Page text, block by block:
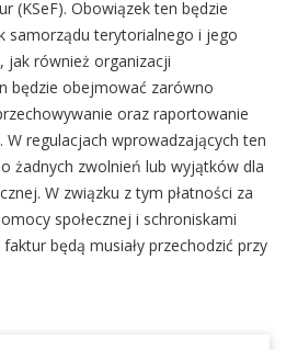
(KSeF). Obowiązek ten będzie
samorządu terytorialnego i jego
jak również organizacji
będzie obejmować zarówno
oraz raportowanie
regulacjach wprowadzających ten
żadnych zwolnień lub wyjątków dla
W związku z tym płatności za
społecznej i schroniskami
będą musiały przechodzić przy